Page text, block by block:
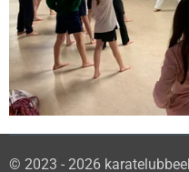
© 2023 - 2026